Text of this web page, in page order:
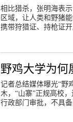
相比猎杀，张明海表
区域，让人类和野猪
携带狩猎证、持枪证
野鸡大学为何
记者总结媒体曝光“野
木，“山寨”正规高校
行政部门审批，不具